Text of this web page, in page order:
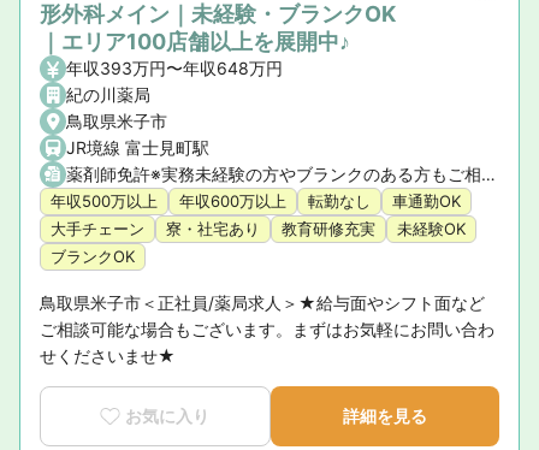
形外科メイン｜未経験・ブランクOK
｜エリア100店舗以上を展開中♪
年収393万円〜年収648万円
紀の川薬局
鳥取県米子市
JR境線 富士見町駅
薬剤師免許※実務未経験の方やブランクのある方もご相談ください。
年収500万以上 年収600万以上 転勤なし
車通勤OK
大手チェーン
寮・社宅あり 教育研修充実
未経験OK
ブランクOK
鳥取県米子市＜正社員/薬局求人＞★給与面やシフト面など
ご相談可能な場合もございます。まずはお気軽にお問い合わ
せくださいませ★
お気に入り 詳細を見る